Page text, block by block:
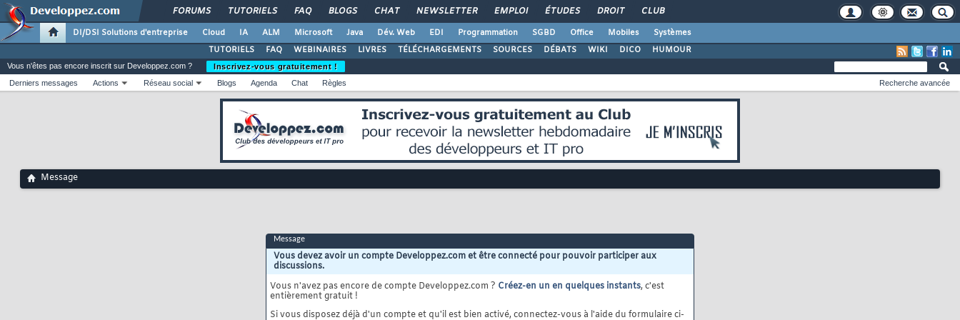
FORUMS TUTORIELS FAQ BLOGS CHAT NEWSLETTER EMPLOI ÉTUDES DROIT CLUB
DI/DSI Solutions d'entreprise Cloud IA ALM Microsoft Java Dév. Web EDI Programmation SGBD Office Mobiles
Systèmes
TUTORIELS
FAQ WEBINAIRES LIVRES TÉLÉCHARGEMENTS SOURCES DÉBATS WIKI DICO HUMOUR
Vous n'êtes pas encore inscrit sur Developpez.com ?
Inscrivez-vous gratuitement !
Derniers messages
Actions Réseau social Blogs Agenda Chat Règles Recherche avancée
Message
Message
Vous devez avoir un compte Developpez.com et être connecté pour pouvoir participer aux
discussions.
Vous n'avez pas encore de compte Developpez.com ? Créez-en un en quelques instants, c'est
entièrement gratuit !
Si vous disposez déjà d'un compte et qu'il est bien activé, connectez-vous à l'aide du formulaire ci-